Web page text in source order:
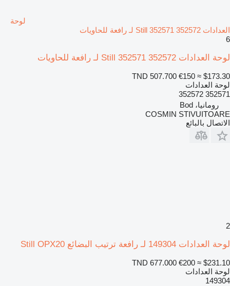
لوحة
العدادات Still 352571 352572 لـ رافعة للحاويات
6
لوحة العدادات Still 352571 352572 لـ رافعة للحاويات
TND 507.700 €150 ≈ $173.30
لوحة العدادات
352571 352572
رومانيا، Bod
COSMIN STIVUITOARE
الاتصال بالبائع
2
لوحة العدادات 149304 لـ رافعة ترتيب البضائع Still OPX20
TND 677.000 €200 ≈ $231.10
لوحة العدادات
149304